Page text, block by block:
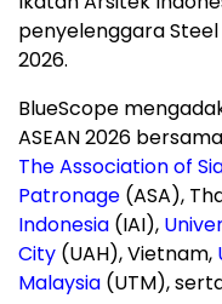
penyelenggara
2026.
BlueScope
ASEAN 2026
The Association of
Patronage (ASA),
Indonesia (IAI),
City (UAH), Vietnam,
Malaysia (UTM),